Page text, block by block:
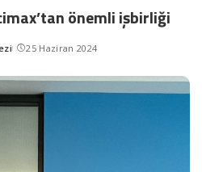
önemli işbirliği
25 Haziran 2024